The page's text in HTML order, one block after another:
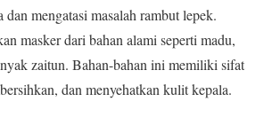
mengatasi masalah rambut lepek.
masker dari bahan alami seperti madu,
zaitun. Bahan-bahan ini memiliki sifat
dan menyehatkan kulit kepala.